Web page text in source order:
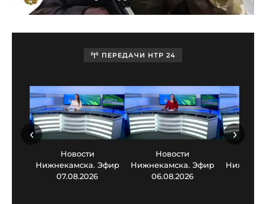
ПЕРЕДАЧИ НТР 24
Новости
Нижнекамска. Эфир
07.08.2026
Новости
Нижнекамска. Эфир
06.08.2026
‹ ›